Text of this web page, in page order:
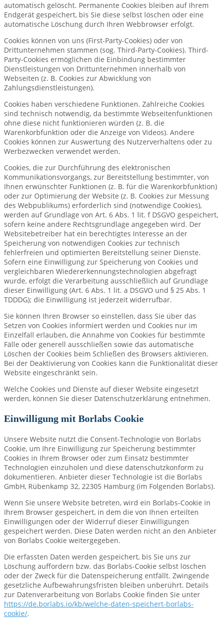
automatisch gelöscht. Permanente Cookies bleiben auf Ihrem
Endgerät gespeichert, bis Sie diese selbst löschen oder eine
automatische Löschung durch Ihren Webbrowser erfolgt.
Cookies können von uns (First-Party-Cookies) oder von
Drittunternehmen stammen (sog. Third-Party-Cookies). Third-
Party-Cookies ermöglichen die Einbindung bestimmter
Dienstleistungen von Drittunternehmen innerhalb von
Webseiten (z. B. Cookies zur Abwicklung von
Zahlungsdienstleistungen).
Cookies haben verschiedene Funktionen. Zahlreiche Cookies
sind technisch notwendig, da bestimmte Webseitenfunktionen
ohne diese nicht funktionieren würden (z. B. die
Warenkorbfunktion oder die Anzeige von Videos). Andere
Cookies können zur Auswertung des Nutzerverhaltens oder zu
Werbezwecken verwendet werden.
Cookies, die zur Durchführung des elektronischen
Kommunikationsvorgangs, zur Bereitstellung bestimmter, von
Ihnen erwünschter Funktionen (z. B. für die Warenkorbfunktion)
oder zur Optimierung der Website (z. B. Cookies zur Messung
des Webpublikums) erforderlich sind (notwendige Cookies),
werden auf Grundlage von Art. 6 Abs. 1 lit. f DSGVO gespeichert,
sofern keine andere Rechtsgrundlage angegeben wird. Der
Websitebetreiber hat ein berechtigtes Interesse an der
Speicherung von notwendigen Cookies zur technisch
fehlerfreien und optimierten Bereitstellung seiner Dienste.
Sofern eine Einwilligung zur Speicherung von Cookies und
vergleichbaren Wiedererkennungstechnologien abgefragt
wurde, erfolgt die Verarbeitung ausschließlich auf Grundlage
dieser Einwilligung (Art. 6 Abs. 1 lit. a DSGVO und § 25 Abs. 1
TDDDG); die Einwilligung ist jederzeit widerrufbar.
Sie können Ihren Browser so einstellen, dass Sie über das
Setzen von Cookies informiert werden und Cookies nur im
Einzelfall erlauben, die Annahme von Cookies für bestimmte
Fälle oder generell ausschließen sowie das automatische
Löschen der Cookies beim Schließen des Browsers aktivieren.
Bei der Deaktivierung von Cookies kann die Funktionalität dieser
Website eingeschränkt sein.
Welche Cookies und Dienste auf dieser Website eingesetzt
werden, können Sie dieser Datenschutzerklärung entnehmen.
Einwilligung mit Borlabs Cookie
Unsere Website nutzt die Consent-Technologie von Borlabs
Cookie, um Ihre Einwilligung zur Speicherung bestimmter
Cookies in Ihrem Browser oder zum Einsatz bestimmter
Technologien einzuholen und diese datenschutzkonform zu
dokumentieren. Anbieter dieser Technologie ist die Borlabs
GmbH, Rübenkamp 32, 22305 Hamburg (im Folgenden Borlabs).
Wenn Sie unsere Website betreten, wird ein Borlabs-Cookie in
Ihrem Browser gespeichert, in dem die von Ihnen erteilten
Einwilligungen oder der Widerruf dieser Einwilligungen
gespeichert werden. Diese Daten werden nicht an den Anbieter
von Borlabs Cookie weitergegeben.
Die erfassten Daten werden gespeichert, bis Sie uns zur
Löschung auffordern bzw. das Borlabs-Cookie selbst löschen
oder der Zweck für die Datenspeicherung entfällt. Zwingende
gesetzliche Aufbewahrungsfristen bleiben unberührt. Details
zur Datenverarbeitung von Borlabs Cookie finden Sie unter
https://de.borlabs.io/kb/welche-daten-speichert-borlabs-
cookie/.